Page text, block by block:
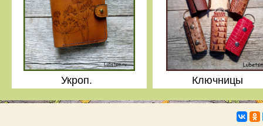
Укроп. Ключницы